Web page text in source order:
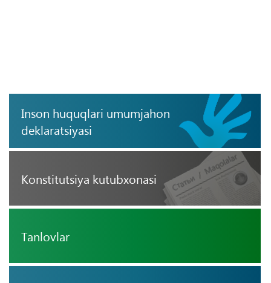
Inson huquqlari umumjahon
deklaratsiyasi
Konstitutsiya kutubxonasi
Tanlovlar